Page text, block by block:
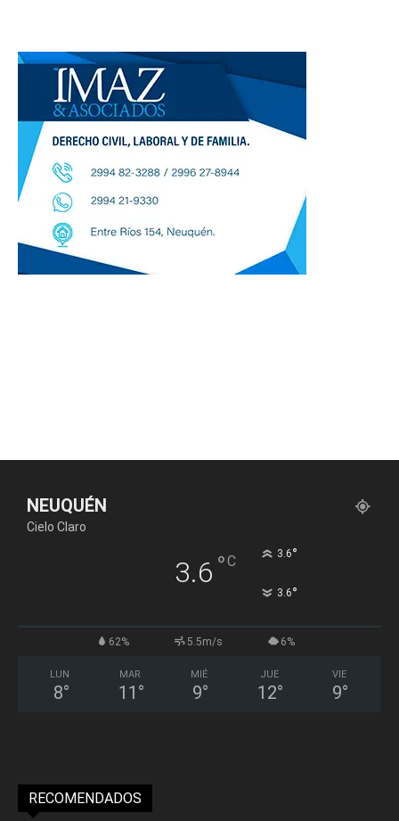
NEUQUÉN
Cielo Claro
3.6 °C 3.6°
3.6°
62% 5.5m/s 6%
LUN
8°
MAR
11 °
MIÉ
9°
JUE
12°
VIE
9°
RECOMENDADOS